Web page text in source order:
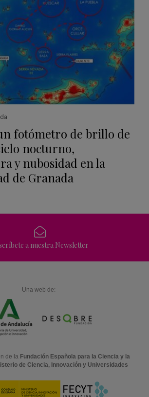
fotómetro de brillo de
nocturno,
y nubosidad en la
de Granada
a nuestra Newsletter
Una web de:
de la Fundación Española para la Ciencia y la
de Ciencia, Innovación y Universidades